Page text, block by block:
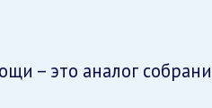
– это аналог